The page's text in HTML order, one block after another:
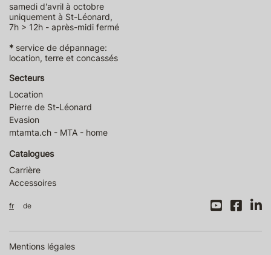
samedi d'avril à octobre
uniquement à St-Léonard,
7h > 12h - après-midi fermé
* service de dépannage:
location, terre et concassés
Secteurs
Location
Pierre de St-Léonard
Evasion
mtamta.ch - MTA - home
Catalogues
Carrière
Accessoires
fr de
Mentions légales